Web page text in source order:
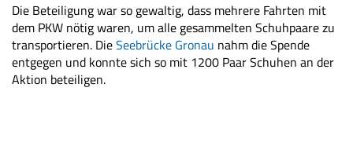
Die Beteiligung war so gewaltig, dass mehrere Fahrten mit
dem PKW nötig waren, um alle gesammelten Schuhpaare zu
transportieren. DieSeebrücke Gronau nahm die Spende
entgegen und konnte sich so mit 1200 Paar Schuhen an der
Aktion beteiligen.